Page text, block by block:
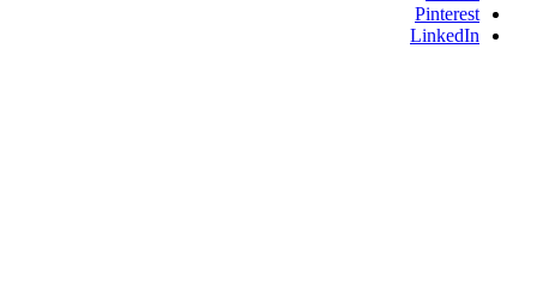
Pinterest
LinkedIn